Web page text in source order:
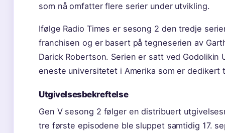
som nå omfatter flere serier under utvikling.
Ifølge Radio Times er sesong 2 den tredje
franchisen og er basert på tegneserien av
Darick Robertson. Serien er satt ved Godolikin
eneste universitetet i Amerika som er dedikert
Utgivelsesbekreftelse
Gen V sesong 2 følger en distribuert
tre første episodene ble sluppet samtidig 17.